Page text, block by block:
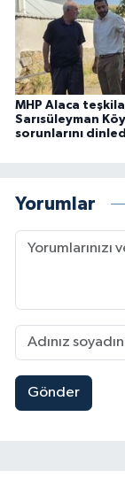
MHP Alaca
Sarısüleyman
sorunlarını
Yorumlar
Gönder